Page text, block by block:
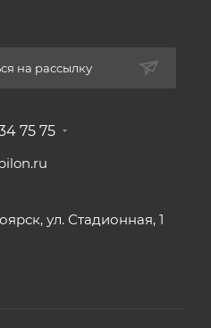
на рассылку
75 75
ул. Стадионная, 1